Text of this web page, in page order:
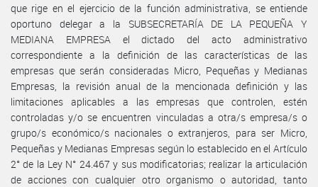
que rige en el ejercicio de la función administrativa, se entiende
oportuno delegar a la SUBSECRETARÍA DE LA PEQUEÑA Y
MEDIANA EMPRESA el dictado del acto administrativo
correspondiente a la definición de las características de las
empresas que serán consideradas Micro, Pequeñas y Medianas
Empresas, la revisión anual de la mencionada definición y las
limitaciones aplicables a las empresas que controlen, estén
controladas y/o se encuentren vinculadas a otra/s empresa/s o
grupo/s económico/s nacionales o extranjeros, para ser Micro,
Pequeñas y Medianas Empresas según lo establecido en el Artículo
2° de la Ley N° 24.467 y sus modificatorias; realizar la articulación
de acciones con cualquier otro organismo o autoridad, tanto